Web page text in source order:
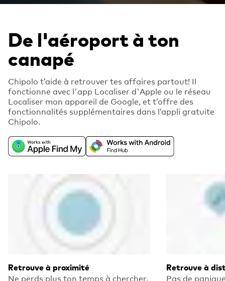
De l'aéroport à ton
canapé
Chipolo t’aide à retrouver tes affaires partout! Il
fonctionne avec l'app Localiser d'Apple ou le réseau
Localiser mon appareil de Google, et t’offre des
fonctionnalités supplémentaires dans l’appli gratuite
Chipolo.
Retrouve à proximité
Ne perds plus ton temps à chercher.
Retrouve à
Pas de